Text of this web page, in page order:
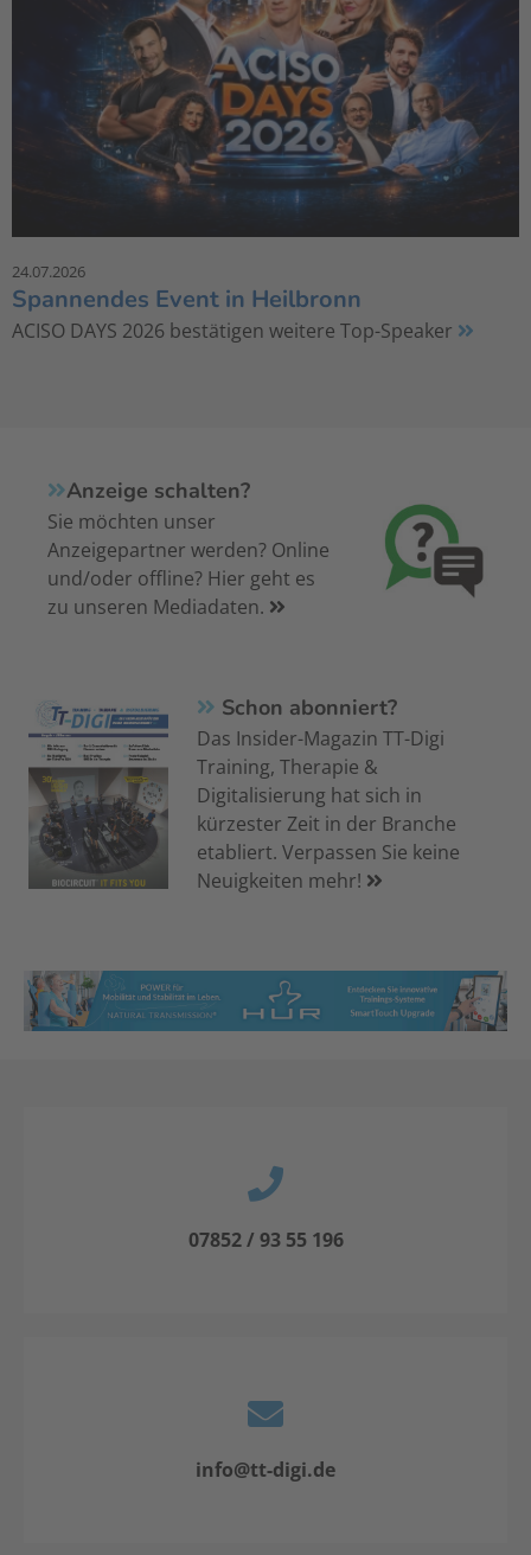
24.07.2026
Spannendes Event in Heilbronn
ACISO DAYS 2026 bestätigen weitere Top-Speaker
Anzeige schalten?
Sie möchten unser
Anzeigepartner werden? Online
und/oder offline? Hier geht es
zu unseren Mediadaten.
Schon abonniert?
Das Insider-Magazin TT-Digi
Training, Therapie &
Digitalisierung hat sich in
kürzester Zeit in der Branche
etabliert. Verpassen Sie keine
Neuigkeiten mehr!
07852 / 93 55 196
info@tt-digi.de